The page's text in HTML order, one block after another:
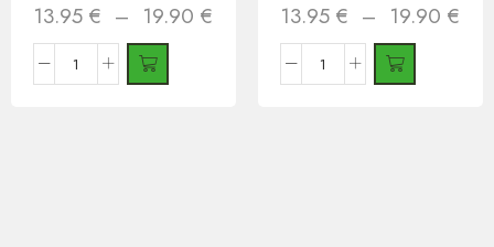
13.95 € – 19.90 € 13.95 € – 19.90 €